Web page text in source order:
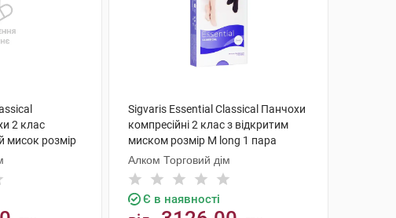
2 клас
мисок розмір
Sigvaris Essential Classical Панчохи
компресійні 2 клас з відкритим
миском розмір М long 1 пара
Алком Торговий дім
Є в наявності